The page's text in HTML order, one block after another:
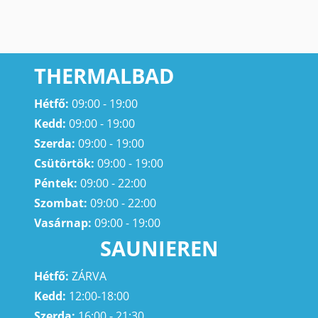
THERMALBAD
Hétfő: 09:00 - 19:00
Kedd: 09:00 - 19:00
Szerda: 09:00 - 19:00
Csütörtök: 09:00 - 19:00
Péntek: 09:00 - 22:00
Szombat: 09:00 - 22:00
Vasárnap: 09:00 - 19:00
SAUNIEREN
Hétfő: ZÁRVA
Kedd: 12:00-18:00